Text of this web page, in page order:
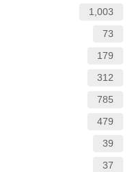
1,003
73
179
312
785
479
39
37